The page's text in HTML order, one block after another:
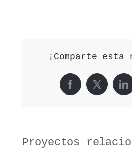
¡Comparte
Facebook
X
Proyectos